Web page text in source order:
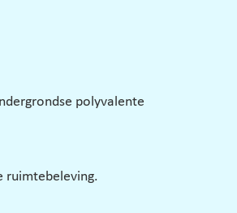
polyvalente
ruimtebeleving.